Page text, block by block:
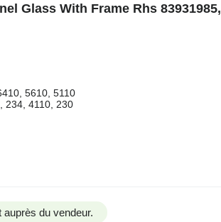
Glass With Frame Rhs 83931985,
5610, 5110
234, 4110, 230
du vendeur.